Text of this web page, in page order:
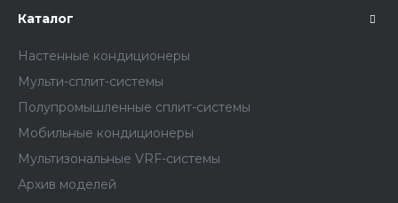
Каталог
Настенные кондиционеры
Мульти-сплит-системы
Полупромышленные сплит-системы
Мобильные кондиционеры
Мультизональные VRF-системы
Архив моделей